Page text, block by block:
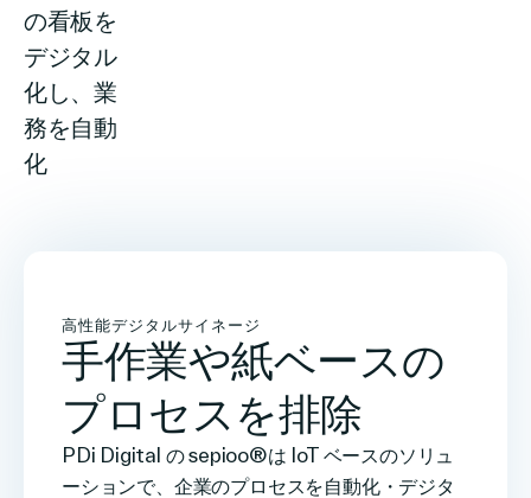
会社概要
投資情報
パートナー
Careers
リンク
の看板を
デジタル
化し、業
務を自動
化
高性能デジタルサイネージ
手作業や紙ベースの
プロセスを排除
PDi Digital の sepioo®は IoT ベースのソリュ
ーションで、企業のプロセスを自動化・デジタ